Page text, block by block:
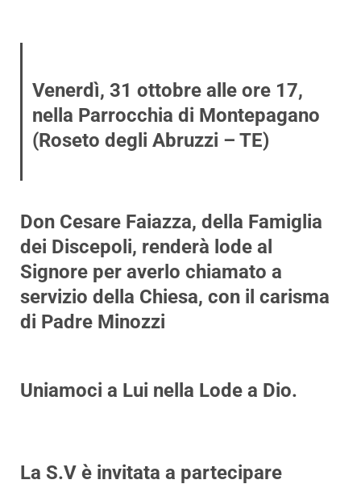
Venerdì, 31 ottobre alle ore 17,
nella Parrocchia di Montepagano
(Roseto degli Abruzzi – TE)
Don Cesare Faiazza, della Famiglia
dei Discepoli, renderà lode al
Signore per averlo chiamato a
servizio della Chiesa, con il carisma
di Padre Minozzi
Uniamoci a Lui nella Lode a Dio.
La S.V è invitata a partecipare